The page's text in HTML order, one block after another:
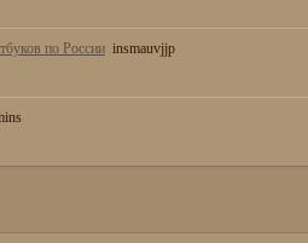
по России insmauvjjp